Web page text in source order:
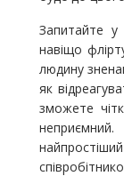
Запитайте у
навіщо
людину
як
зможете